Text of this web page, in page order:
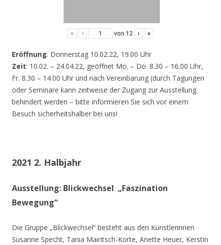
« ‹ von 12 › »
Eröffnung: Donnerstag 10.02.22, 19.00 Uhr
Zeit: 10.02. – 24.04.22, geöffnet Mo. – Do. 8.30 – 16.00 Uhr,
Fr. 8.30 – 14.00 Uhr und nach Vereinbarung (durch Tagungen
oder Seminare kann zeitweise der Zugang zur Ausstellung
behindert werden – bitte informieren Sie sich vor einem
Besuch sicherheitshalber bei uns!
2021 2. Halbjahr
Ausstellung: Blickwechsel „Faszination
Bewegung“
Die Gruppe „Blickwechsel“ besteht aus den Künstlerinnen
Susanne Specht, Tania Mairitsch-Korte, Anette Heuer, Kerstin